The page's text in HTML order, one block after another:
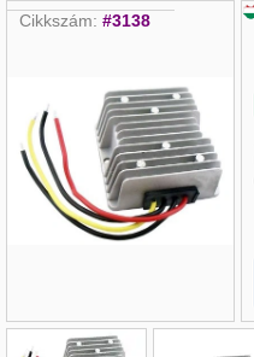
Cikkszám: #3138